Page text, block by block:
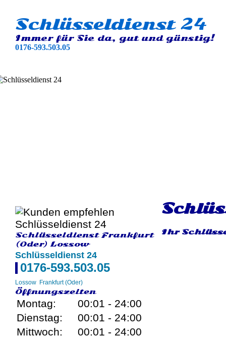
Schlüsseldienst 24
Immer für Sie da, gut und günstig!
0176-593.503.05
Schlüsseldienst Frankfurt
(Oder) Lossow
Schlüsseldienst 24
0176-593.503.05
Lossow Frankfurt (Oder)
Öffnungszeiten
Montag:
00:01 - 24:00
Dienstag:
00:01 - 24:00
Mittwoch:
00:01 - 24:00
Ihr